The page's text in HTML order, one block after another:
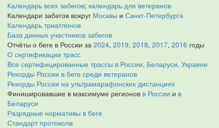
Календарь всех забегов; календарь для ветеранов
Календари забегов вокруг Москвы и Санкт-Петербурга
Календарь триатлонов
База данных участников забегов
Отчёты о беге в России за 2024, 2019, 2018, 2017, 2016 годы
О сертификации трасс
Все сертифицированные трассы в России, Беларуси, Украине
Рекорды России в беге среди ветеранов
Рекорды России на ультрамарафонских дистанциях
Финишировавшие в максимуме регионов в России и в
Беларуси
Разрядные нормативы в беге
Стандарт протокола